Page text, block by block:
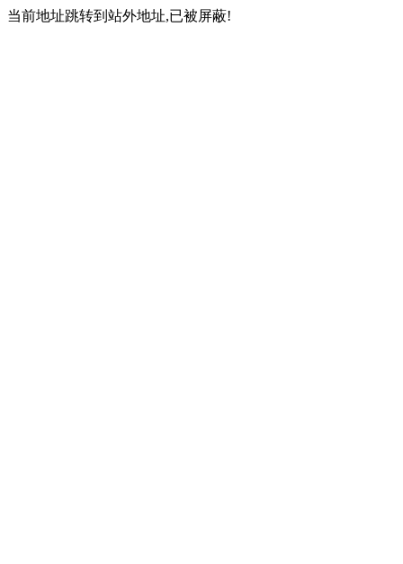
当前地址跳转到站外地址,已被屏蔽!